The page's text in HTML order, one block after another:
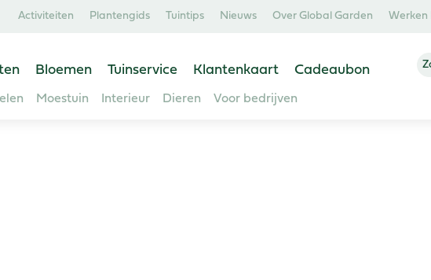
Activiteiten Plantengids Tuintips Nieuws Over Global Garden Werken
Bloemen Tuinservice Klantenkaart Cadeaubon
Moestuin Interieur Dieren Voor bedrijven